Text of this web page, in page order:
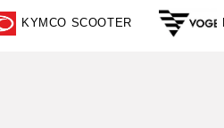
KYMCO SCOOTER